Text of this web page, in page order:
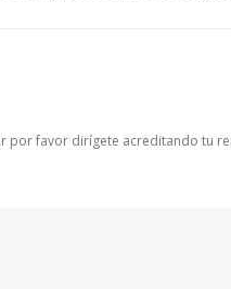
por favor dirígete acreditando tu